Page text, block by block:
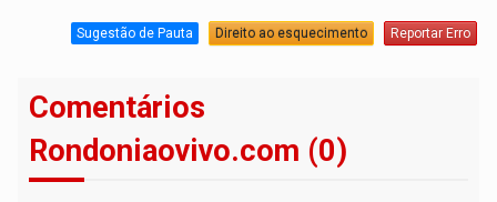
Sugestão de Pauta Direito ao esquecimento Reportar Erro
Comentários
Rondoniaovivo.com (0)